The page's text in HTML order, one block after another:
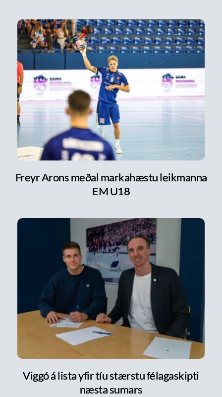
Freyr Arons meðal markahæstu leikmanna
EM U18
Viggó á lista yfir tíu stærstu félagaskipti
næsta sumars